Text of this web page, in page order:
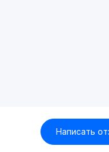
Написать